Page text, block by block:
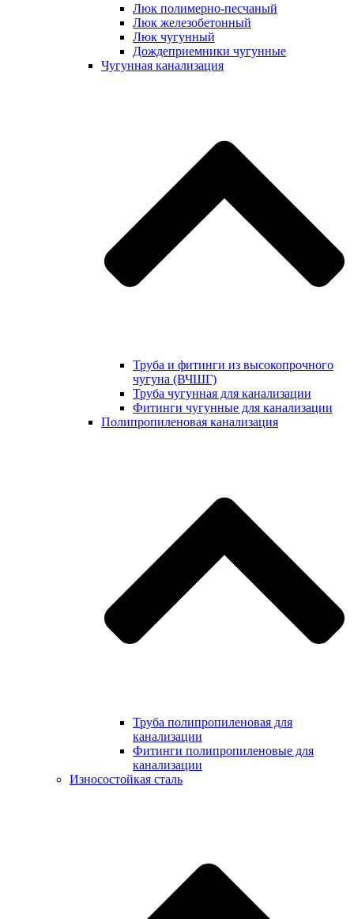
Люк полимерно-песчаный
Люк железобетонный
Люк чугунный
Дождеприемники чугунные
Чугунная канализация
Труба и фитинги из высокопрочного
чугуна (ВЧШГ)
Труба чугунная для канализации
Фитинги чугунные для канализации
Полипропиленовая канализация
Труба полипропиленовая для
канализации
Фитинги полипропиленовые для
канализации
Износостойкая сталь